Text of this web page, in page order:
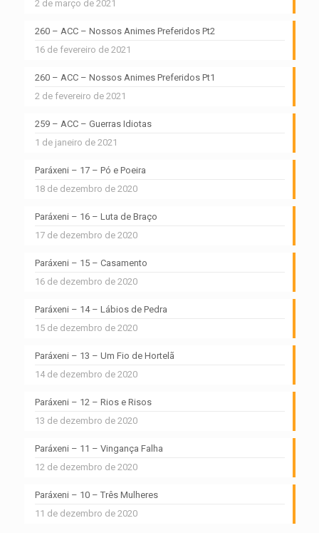
2 de março de 2021
260 – ACC – Nossos Animes Preferidos Pt2
16 de fevereiro de 2021
260 – ACC – Nossos Animes Preferidos Pt1
2 de fevereiro de 2021
259 – ACC – Guerras Idiotas
1 de janeiro de 2021
Paráxeni – 17 – Pó e Poeira
18 de dezembro de 2020
Paráxeni – 16 – Luta de Braço
17 de dezembro de 2020
Paráxeni – 15 – Casamento
16 de dezembro de 2020
Paráxeni – 14 – Lábios de Pedra
15 de dezembro de 2020
Paráxeni – 13 – Um Fio de Hortelã
14 de dezembro de 2020
Paráxeni – 12 – Rios e Risos
13 de dezembro de 2020
Paráxeni – 11 – Vingança Falha
12 de dezembro de 2020
Paráxeni – 10 – Três Mulheres
11 de dezembro de 2020